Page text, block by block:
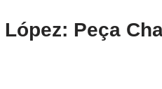
Peça